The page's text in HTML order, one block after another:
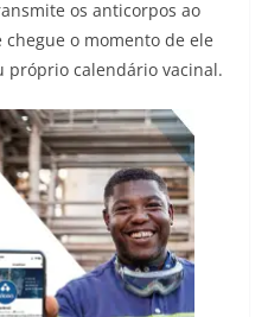
os anticorpos ao
o momento de ele
próprio calendário vacinal.